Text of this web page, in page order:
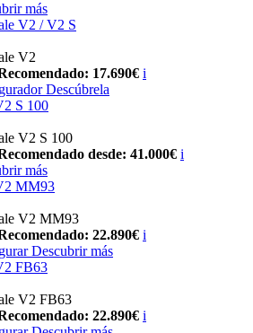
más
V2 / V2 S
V2
17.690€ i
Descúbrela
S 100
V2 S 100
desde: 41.000€ i
más
MM93
V2 MM93
22.890€ i
Descubrir más
FB63
V2 FB63
22.890€ i